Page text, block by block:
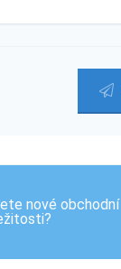
nové obchodní